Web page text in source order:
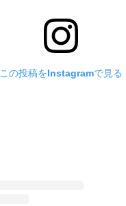
この投稿をInstagramで見る